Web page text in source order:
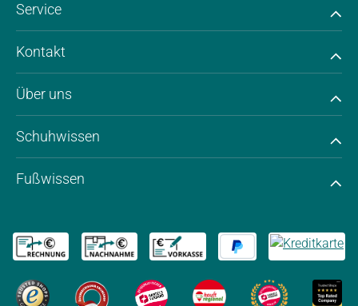
Service
Kontakt
Über uns
Schuhwissen
Fußwissen